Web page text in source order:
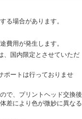
る場合があります。
費用が発生します。
、国内限定とさせていただ
ポートは行っておりませ
で、プリントヘッド交換後
差により色が微妙に異なる